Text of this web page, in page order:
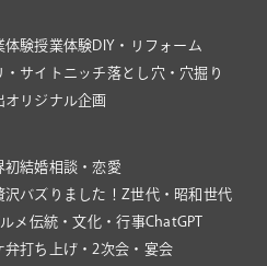
体験授業体験DIY・リフォーム
・サイト ニッチ落とし穴・穴掘り
オリジナル企画
初結婚相談・恋愛
沢 バズりました！ Z世代・昭和世代
メ 伝統・文化・行事ChatGPT
弁打ち上げ・2次会・宴会